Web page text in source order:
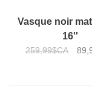
Vasque noir
16''
259,99$CA